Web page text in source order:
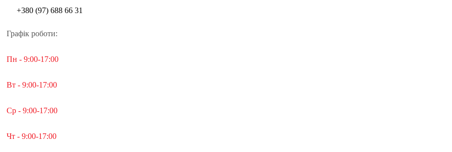
+380 (97) 688 66 31
Графік роботи:
Пн - 9:00-17:00
Вт - 9:00-17:00
Ср - 9:00-17:00
Чт - 9:00-17:00